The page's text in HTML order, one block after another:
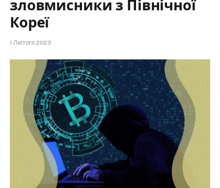
зловмисники з Північної
Кореї
1 Лютого 2023